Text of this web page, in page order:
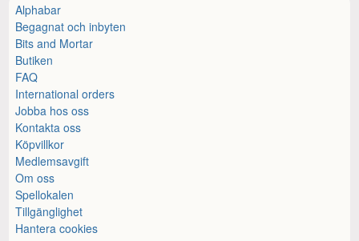
Alphabar
Begagnat och inbyten
Bits and Mortar
Butiken
FAQ
International orders
Jobba hos oss
Kontakta oss
Köpvillkor
Medlemsavgift
Om oss
Spellokalen
Tillgänglighet
Hantera cookies